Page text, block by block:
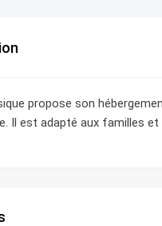
propose son
Il est adapté aux familles